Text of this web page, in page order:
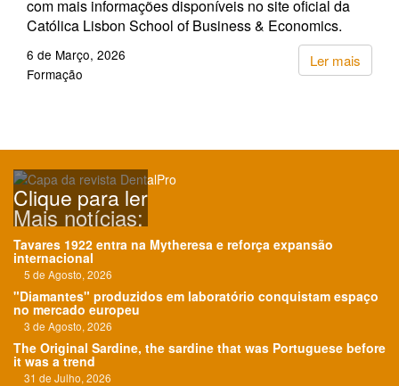
com mais informações disponíveis no site oficial da
Católica Lisbon School of Business & Economics.
Ler mais
6 de Março, 2026
Formação
Clique para ler
Mais notícias:
Tavares 1922 entra na Mytheresa e reforça expansão
internacional
5 de Agosto, 2026
"Diamantes" produzidos em laboratório conquistam espaço
no mercado europeu
3 de Agosto, 2026
The Original Sardine, the sardine that was Portuguese before
it was a trend
31 de Julho, 2026